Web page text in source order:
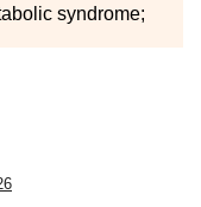
syndrome;